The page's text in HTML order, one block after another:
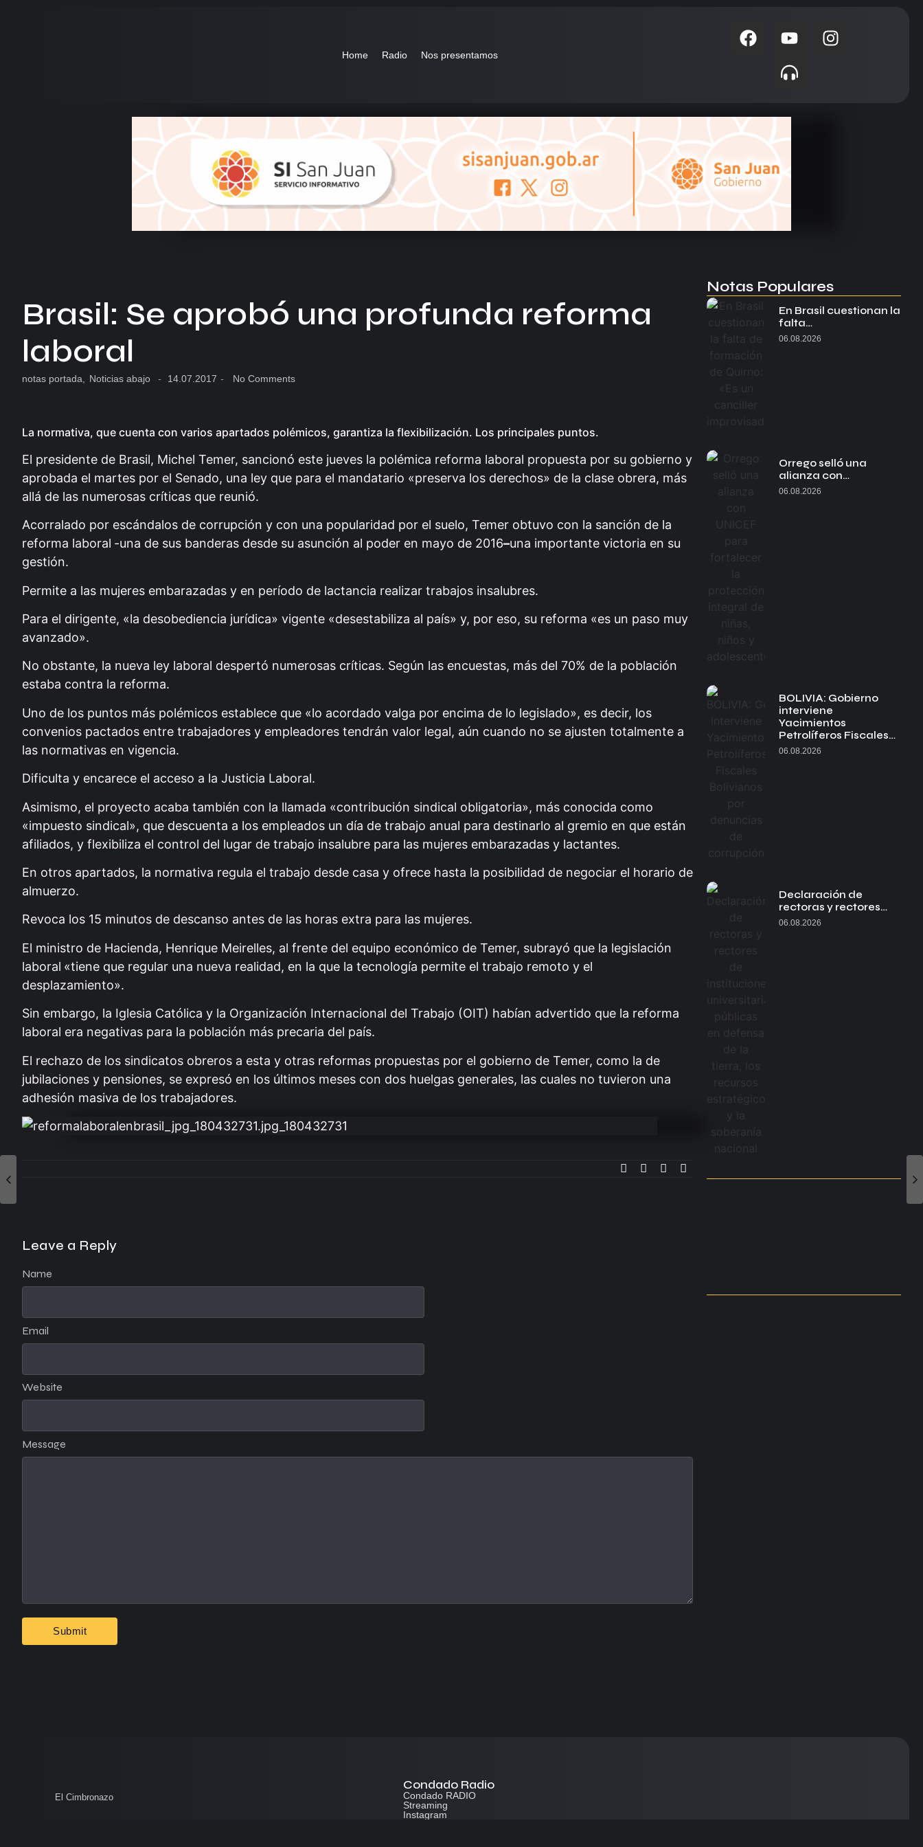
Home Radio Nos presentamos
Brasil: Se aprobó una profunda reforma
laboral
notas portada Noticias abajo - 14.07.2017 - No Comments
La normativa, que cuenta con varios apartados polémicos, garantiza la flexibilización. Los principales puntos.
El presidente de Brasil, Michel Temer, sancionó este jueves la polémica reforma laboral propuesta por su gobierno y
aprobada el martes por el Senado, una ley que para el mandatario «preserva los derechos» de la clase obrera, más
allá de las numerosas críticas que reunió.
Acorralado por escándalos de corrupción y con una popularidad por el suelo, Temer obtuvo con la sanción de la
reforma laboral -una de sus banderas desde su asunción al poder en mayo de 2016–una importante victoria en su
gestión.
Permite a las mujeres embarazadas y en período de lactancia realizar trabajos insalubres.
Para el dirigente, «la desobediencia jurídica» vigente «desestabiliza al país» y, por eso, su reforma «es un paso muy
avanzado».
No obstante, la nueva ley laboral despertó numerosas críticas. Según las encuestas, más del 70% de la población
estaba contra la reforma.
Uno de los puntos más polémicos establece que «lo acordado valga por encima de lo legislado», es decir, los
convenios pactados entre trabajadores y empleadores tendrán valor legal, aún cuando no se ajusten totalmente a
las normativas en vigencia.
Dificulta y encarece el acceso a la Justicia Laboral.
Asimismo, el proyecto acaba también con la llamada «contribución sindical obligatoria», más conocida como
«impuesto sindical», que descuenta a los empleados un día de trabajo anual para destinarlo al gremio en que están
afiliados, y flexibiliza el control del lugar de trabajo insalubre para las mujeres embarazadas y lactantes.
En otros apartados, la normativa regula el trabajo desde casa y ofrece hasta la posibilidad de negociar el horario de
almuerzo.
Revoca los 15 minutos de descanso antes de las horas extra para las mujeres.
El ministro de Hacienda, Henrique Meirelles, al frente del equipo económico de Temer, subrayó que la legislación
laboral «tiene que regular una nueva realidad, en la que la tecnología permite el trabajo remoto y el
desplazamiento».
Sin embargo, la Iglesia Católica y la Organización Internacional del Trabajo (OIT) habían advertido que la reforma
laboral era negativas para la población más precaria del país.
El rechazo de los sindicatos obreros a esta y otras reformas propuestas por el gobierno de Temer, como la de
jubilaciones y pensiones, se expresó en los últimos meses con dos huelgas generales, las cuales no tuvieron una
adhesión masiva de los trabajadores.
Leave a Reply
Message
Name
Email
Website
Notas Populares
En Brasil cuestionan la
falta…
06.08.2026
Orrego selló una
alianza con…
06.08.2026
BOLIVIA: Gobierno
interviene
Yacimientos
Petrolíferos Fiscales…
06.08.2026
Declaración de
rectoras y rectores…
06.08.2026
El Cimbronazo
Condado Radio
Condado RADIO
Streaming
Instagram